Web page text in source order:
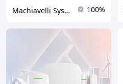
Machiavelli Systems 100%